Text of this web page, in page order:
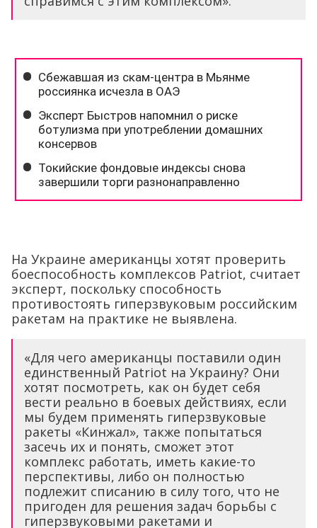
На Украине американцы хотят проверить
боеспособность комплексов Patriot, считает
эксперт, поскольку способность
противостоять гиперзвуковым российским
ракетам на практике не выявлена.
«Для чего американцы поставили один
единственный Patriot на Украину? Они
хотят посмотреть, как он будет себя
вести реально в боевых действиях, если
мы будем применять гиперзвуковые
ракеты «Кинжал», также попытаться
засечь их и понять, сможет этот
комплекс работать, иметь какие-то
перспективы, либо он полностью
подлежит списанию в силу того, что не
пригоден для решения задач борьбы с
гиперзвуковыми ракетами и